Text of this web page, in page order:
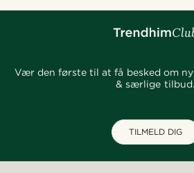
Vær den første til at få besked om
& særlige tilbud.
TILMELD DIG